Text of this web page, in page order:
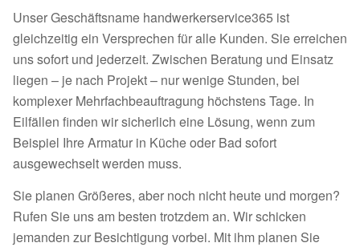
Unser Geschäftsname handwerkerservice365 ist
gleichzeitig ein Versprechen für alle Kunden. Sie erreichen
uns sofort und jederzeit. Zwischen Beratung und Einsatz
liegen – je nach Projekt – nur wenige Stunden, bei
komplexer Mehrfachbeauftragung höchstens Tage. In
Eilfällen finden wir sicherlich eine Lösung, wenn zum
Beispiel Ihre Armatur in Küche oder Bad sofort
ausgewechselt werden muss.
Sie planen Größeres, aber noch nicht heute und morgen?
Rufen Sie uns am besten trotzdem an. Wir schicken
jemanden zur Besichtigung vorbei. Mit ihm planen Sie